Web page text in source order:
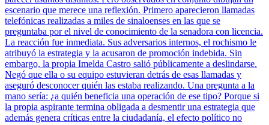
escenario que merece una reflexión. Primero aparecieron llamadas
telefónicas realizadas a miles de sinaloenses en las que se
preguntaba por el nivel de conocimiento de la senadora con licencia.
La reacción fue inmediata. Sus adversarios internos, el rochismo le
atribuyó la estrategia y la acusaron de promoción indebida. Sin
embargo, la propia Imelda Castro salió públicamente a deslindarse.
Negó que ella o su equipo estuvieran detrás de esas llamadas y
aseguró desconocer quién las estaba realizando. Una pregunta a la
mano sería: ¿a quién beneficia una operación de ese tipo? Porque si
la propia aspirante termina obligada a desmentir una estrategia que
además genera críticas entre la ciudadanía, el efecto político no